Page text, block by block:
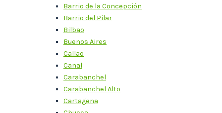
Barrio de la Concepción
Barrio del Pilar
Bilbao
Buenos Aires
Callao
Canal
Carabanchel
Carabanchel Alto
Cartagena